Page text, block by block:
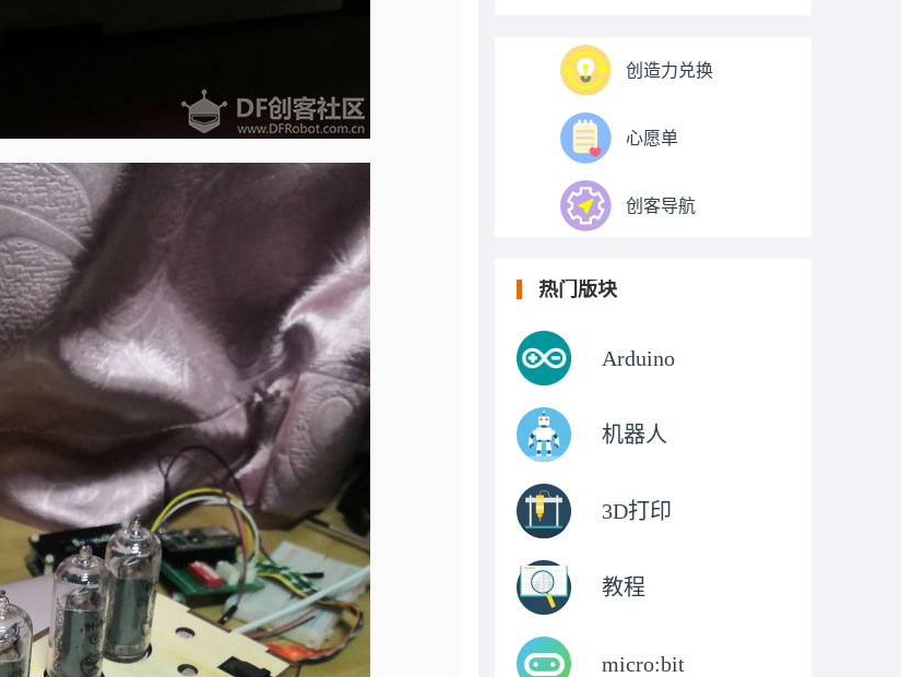
创造力兑换
心愿单
创客导航
热门版块
Arduino
机器人
3D打印
教程
micro:bit